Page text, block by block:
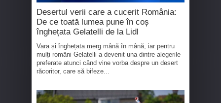
Desertul verii care a cucerit România:
De ce toată lumea pune în coș
înghețata Gelatelli de la Lidl
Vara și înghețata merg mână în mână, iar pentru
mulți români Gelatelli a devenit una dintre alegerile
preferate atunci când vine vorba despre un desert
răcoritor, care să bifeze...